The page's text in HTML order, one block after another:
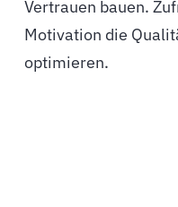
optimieren.